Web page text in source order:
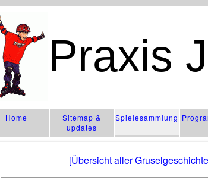
Praxis
Home
Sitemap &
updates
Spiele­sammlung
[Übersicht aller